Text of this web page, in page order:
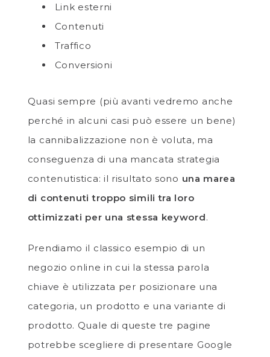
Link esterni
Contenuti
Traffico
Conversioni
Quasi sempre (più avanti vedremo anche
perché in alcuni casi può essere un bene)
la cannibalizzazione non è voluta, ma
conseguenza di una mancata strategia
contenutistica: il risultato sono una marea
di contenuti troppo simili tra loro
ottimizzati per una stessa keyword.
Prendiamo il classico esempio di un
negozio online in cui la stessa parola
chiave è utilizzata per posizionare una
categoria, un prodotto e una variante di
prodotto. Quale di queste tre pagine
potrebbe scegliere di presentare Google